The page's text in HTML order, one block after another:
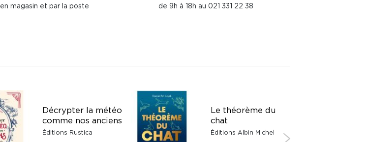
en magasin et par la poste
de 9h à 18h au 021 331 22 38
Décrypter la météo
comme nos anciens
Éditions Rustica
Le théorème du
chat
Éditions Albin Michel